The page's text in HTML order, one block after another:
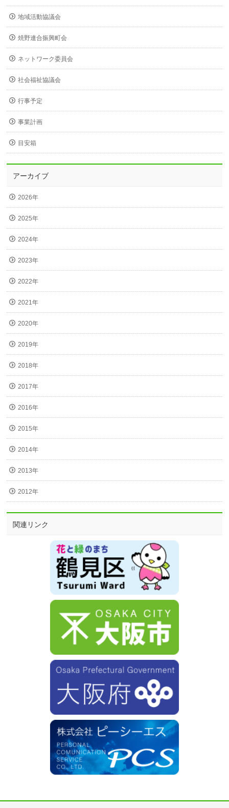
地域活動協議会
焼野連合振興町会
ネットワーク委員会
社会福祉協議会
行事予定
事業計画
目安箱
アーカイブ
2026年
2025年
2024年
2023年
2022年
2021年
2020年
2019年
2018年
2017年
2016年
2015年
2014年
2013年
2012年
関連リンク